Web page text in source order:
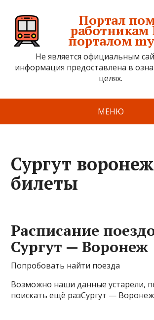
Портал
порталом
Не является официальным
информация предоставлена в
целях.
МЕНЮ
Сургут
билеты
Расписание
Сургут — Воронеж
Попробовать найти поезда
Возможно наши данные устарели,
поискать ещё разСургут — Воронеж